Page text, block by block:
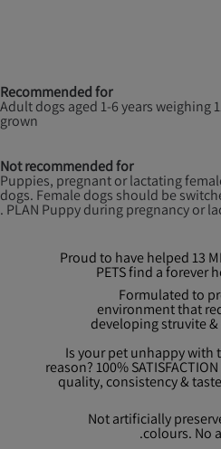
Recommended for
Adult dogs aged 1-6 years weighing
grown
Not recommended for
Puppies, pregnant or lactating
dogs. Female dogs should be
PLAN Puppy during pregnancy or
Proud to have helped 13
PETS find a forever
Formulated to
environment that
developing struvite
Is your pet unhappy with
reason? 100%
quality, consistency &
Not artificially
colours. No